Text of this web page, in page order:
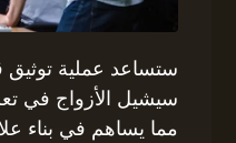
ستساعد عملية
سيشيل الأزواج في
مما يساهم في بناء